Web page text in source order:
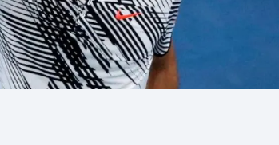
Plážový volejbal